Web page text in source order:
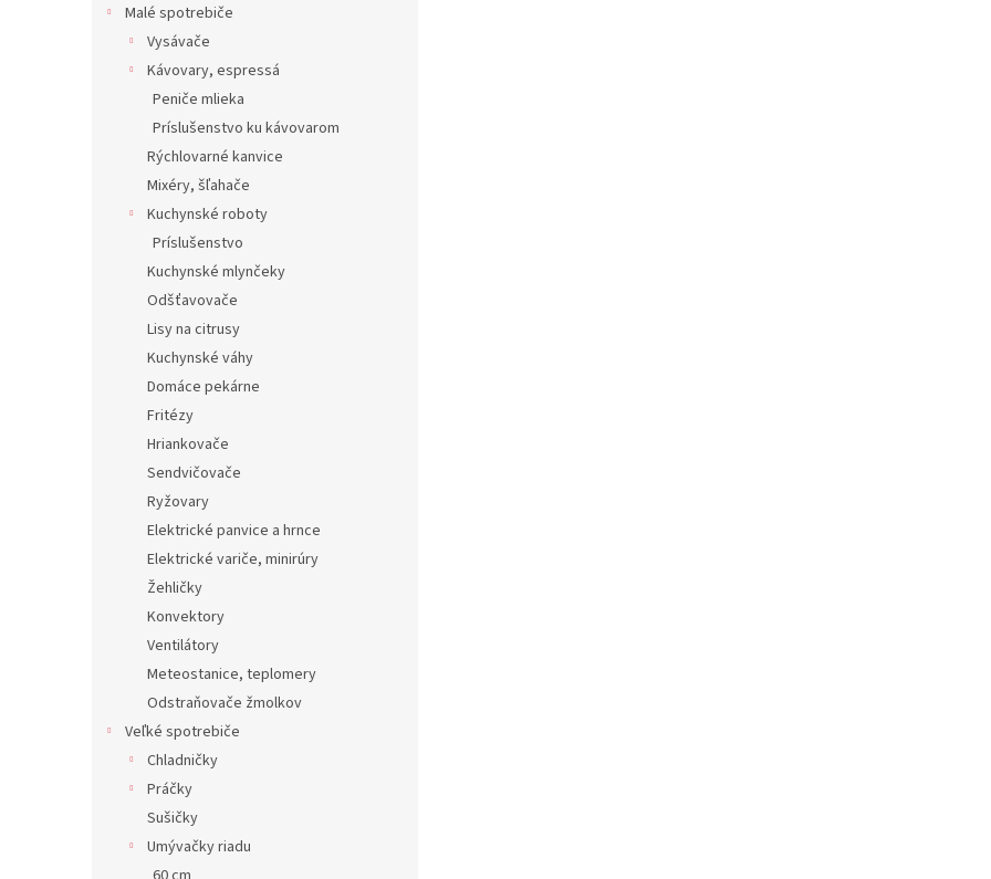
Malé spotrebiče
Vysávače
Kávovary, espressá
Peniče mlieka
Príslušenstvo ku kávovarom
Rýchlovarné kanvice
Mixéry, šľahače
Kuchynské roboty
Príslušenstvo
Kuchynské mlynčeky
Odšťavovače
Lisy na citrusy
Kuchynské váhy
Domáce pekárne
Fritézy
Hriankovače
Sendvičovače
Ryžovary
Elektrické panvice a hrnce
Elektrické variče, minirúry
Žehličky
Konvektory
Ventilátory
Meteostanice, teplomery
Odstraňovače žmolkov
Veľké spotrebiče
Chladničky
Práčky
Sušičky
Umývačky riadu